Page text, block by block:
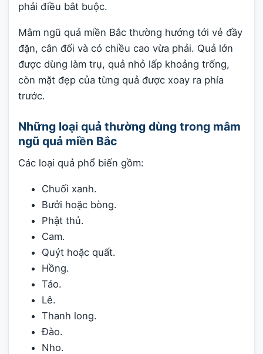
phải điều bắt buộc.
Mâm ngũ quả miền Bắc thường hướng tới vẻ đầy
đặn, cân đối và có chiều cao vừa phải. Quả lớn
được dùng làm trụ, quả nhỏ lấp khoảng trống,
còn mặt đẹp của từng quả được xoay ra phía
trước.
Những loại quả thường dùng trong mâm
ngũ quả miền Bắc
Các loại quả phổ biến gồm:
Chuối xanh.
Bưởi hoặc bòng.
Phật thủ.
Cam.
Quýt hoặc quất.
Hồng.
Táo.
Lê.
Thanh long.
Đào.
Nho.